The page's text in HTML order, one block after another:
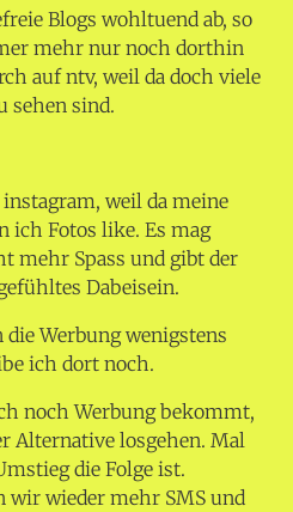
Blogs wohltuend ab, so
mehr nur noch dorthin
auf ntv, weil da doch viele
sehen sind.
weil da meine
ich Fotos like. Es mag
mehr Spass und gibt der
Dabeisein.
Werbung wenigstens
ich dort noch.
noch Werbung bekommt,
Alternative losgehen. Mal
die Folge ist.
wieder mehr SMS und